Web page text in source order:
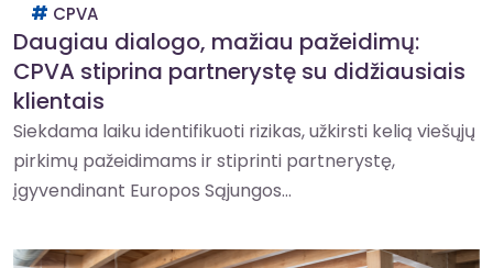
CPVA
Daugiau dialogo, mažiau pažeidimų:
CPVA stiprina partnerystę su didžiausiais
klientais
Siekdama laiku identifikuoti rizikas, užkirsti kelią viešųjų
pirkimų pažeidimams ir stiprinti partnerystę,
įgyvendinant Europos Sąjungos...